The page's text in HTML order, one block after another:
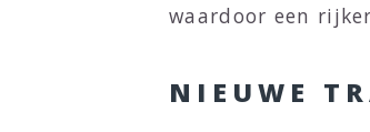
waardoor een
NIEUWE